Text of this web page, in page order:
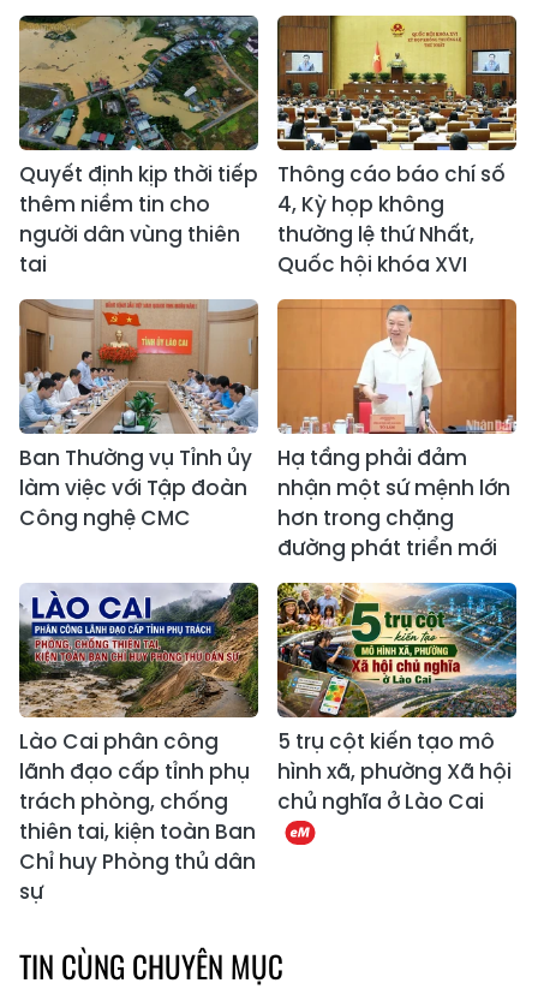
Quyết định kịp thời tiếp
thêm niềm tin cho
người dân vùng thiên
tai
Thông cáo báo chí số
4, Kỳ họp không
thường lệ thứ Nhất,
Quốc hội khóa XVI
Ban Thường vụ Tỉnh ủy
làm việc với Tập đoàn
Công nghệ CMC
Hạ tầng phải đảm
nhận một sứ mệnh lớn
hơn trong chặng
đường phát triển mới
Lào Cai phân công
lãnh đạo cấp tỉnh phụ
trách phòng, chống
thiên tai, kiện toàn Ban
Chỉ huy Phòng thủ dân
sự
5 trụ cột kiến tạo mô
hình xã, phường Xã hội
chủ nghĩa ở Lào Cai
TIN CÙNG CHUYÊN MỤC